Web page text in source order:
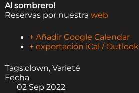
Al sombrero!
Reservas por nuestra web
+ Añadir Google Calendar
+ exportación iCal / Outlook
Tags:clown, Varieté
Fecha
02 Sep 2022